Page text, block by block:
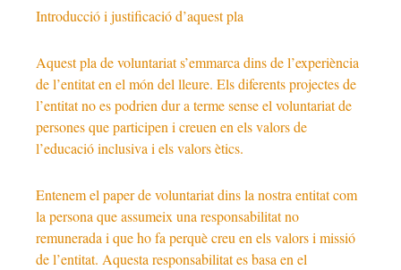
Introducció i justificació d’aquest pla
Aquest pla de voluntariat s’emmarca dins de l’experiència
de l’entitat en el món del lleure. Els diferents projectes de
l’entitat no es podrien dur a terme sense el voluntariat de
persones que participen i creuen en els valors de
l’educació inclusiva i els valors ètics.
Entenem el paper de voluntariat dins la nostra entitat com
la persona que assumeix una responsabilitat no
remunerada i que ho fa perquè creu en els valors i missió
de l’entitat. Aquesta responsabilitat es basa en el